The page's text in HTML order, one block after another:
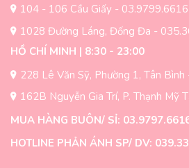
sản
phẩm
104 - 106 Cầu Giấy - 03.9799.6616
1028 Đường Láng, Đống Đa -
HỒ CHÍ MINH | 8:30 - 23:00
228 Lê Văn Sỹ, Phường 1, Tân
162B Nguyễn Gia Trí, P. Thạnh Mỹ
MUA HÀNG BUÔN/ SỈ:
HOTLINE PHẢN ÁNH SP/ DV: